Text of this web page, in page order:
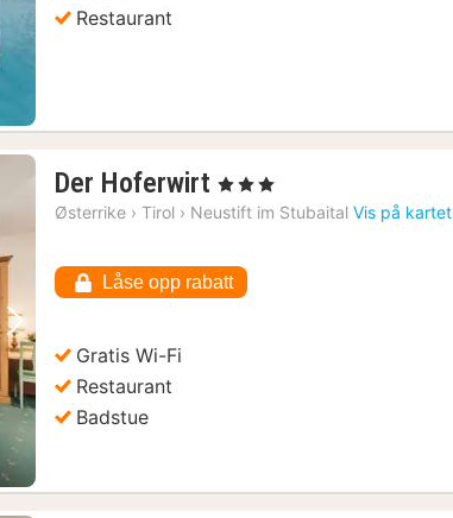
Restaurant
Neste bilde
Der Hoferwirt 1
natt
1629
kr.
, 3 Stjerner
Østerrike › Tirol › Neustift im Stubaital Vis på kartet
Låse opp rabatt
Gratis Wi-Fi
Restaurant
Badstue